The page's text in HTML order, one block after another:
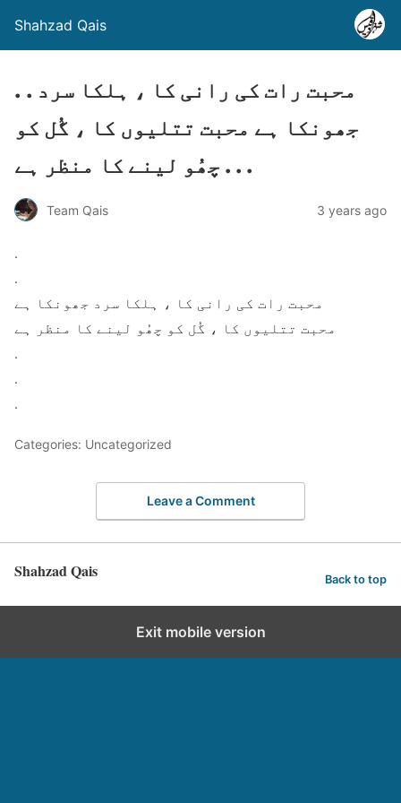
Shahzad Qais
. . محبت رات کی رانی کا ، ہلکا سرد
جھونکا ہے محبت تتلیوں کا ، گُل کو
چھُو لینے کا منظر ہے . . .
Team Qais 3 years ago
.
.
محبت رات کی رانی کا ، ہلکا سرد جھونکا ہے
محبت تتلیوں کا ، گُل کو چھُو لینے کا منظر ہے
.
.
.
Categories: Uncategorized
Leave a Comment
Shahzad Qais Back to top
Exit mobile version